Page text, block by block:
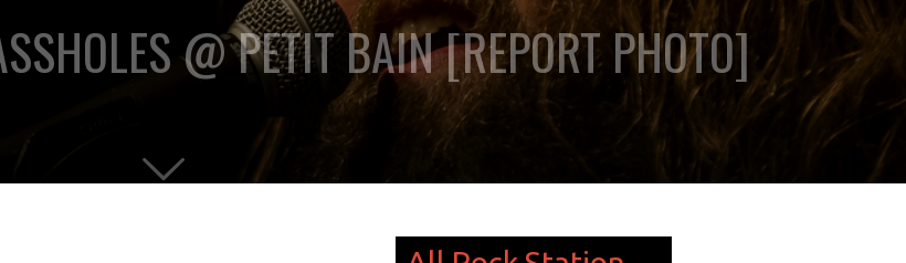
@ PETIT BAIN [REPORT PHOTO]